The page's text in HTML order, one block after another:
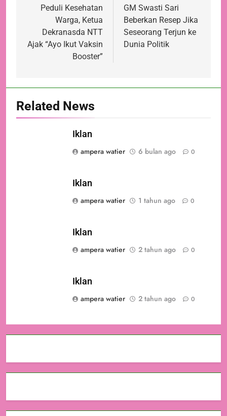
posPeduli Kesehatan
Warga, Ketua
Dekranasda NTT
Ajak “Ayo Ikut Vaksin
Booster”
GM Swasti Sari
Beberkan Resep Jika
Seseorang Terjun ke
Dunia Politik
Related News
Iklan
ampera watier
6 bulan ago 0
Iklan
ampera watier
1 tahun ago 0
Iklan
ampera watier
2 tahun ago 0
Iklan
ampera watier
2 tahun ago 0